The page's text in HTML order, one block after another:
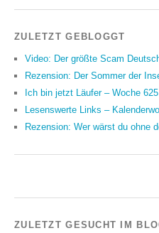
ZULETZT GEBLOGGT
Video: Der größte Scam
Rezension: Der Sommer der
Ich bin jetzt Läufer – Woche 625
Lesenswerte Links –
Rezension: Wer wärst du ohne
ZULETZT GESUCHT IM